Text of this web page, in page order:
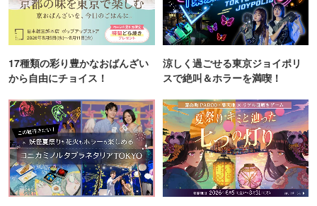
17種類の彩り豊かなおばんざい
から自由にチョイス！
涼しく過ごせる東京ジョイポリ
スで絶叫＆ホラーを満喫！